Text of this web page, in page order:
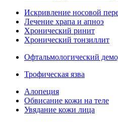
Искривление носовой
Лечение храпа и апноэ
Хронический ринит
Хронический тонзиллит
Офтальмологический
Трофическая язва
Алопеция
Обвисание кожи на теле
Увядание кожи лица